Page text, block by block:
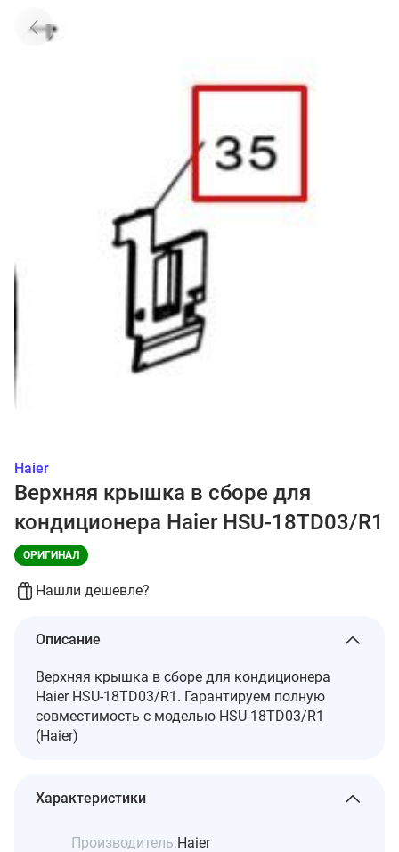
Haier
Верхняя крышка в сборе для
кондиционера Haier HSU-18TD03/R1
ОРИГИНАЛ
Нашли дешевле?
Описание
Верхняя крышка в сборе для кондиционера
Haier HSU-18TD03/R1. Гарантируем полную
совместимость с моделью HSU-18TD03/R1
(Haier)
Характеристики
Производитель:Haier